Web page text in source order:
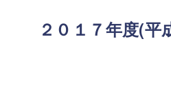
２０１７年度(平